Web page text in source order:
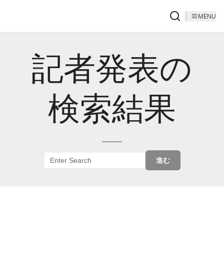
MENU
記者発表の
検索結果
進む